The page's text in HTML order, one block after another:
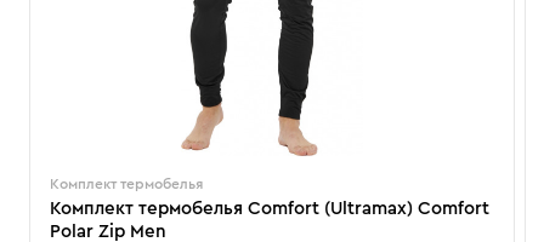
Комплект термобелья
Комплект термобелья Comfort (Ultramax) Comfort
Polar Zip Men